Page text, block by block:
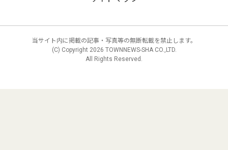
当サイト内に掲載の記事・写真等の無断転載を禁止します。
(C) Copyright 2026 TOWNNEWS-SHA CO.,LTD.
All Rights Reserved.